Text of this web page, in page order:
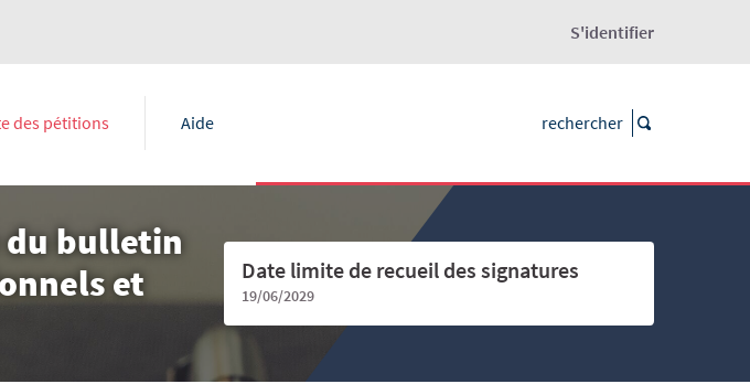
S'identifier
des pétitions Aide
du bulletin
et
Date limite de recueil des signatures
19/06/2029